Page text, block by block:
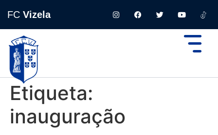
FC Vizela
Etiqueta:
inauguração